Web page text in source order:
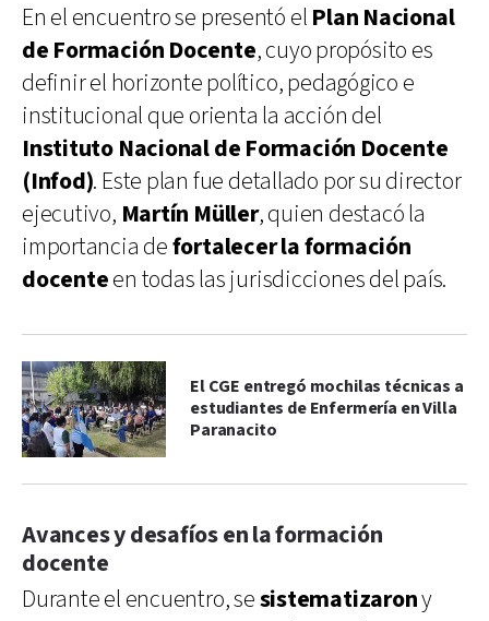
En el encuentro se presentó el Plan Nacional
de Formación Docente, cuyo propósito es
definir el horizonte político, pedagógico e
institucional que orienta la acción del
Instituto Nacional de Formación Docente
(Infod). Este plan fue detallado por su director
ejecutivo, Martín Müller, quien destacó la
importancia defortalecer la formación
docenteen todas las jurisdicciones del país.
El CGE entregó mochilas técnicas a
estudiantes de Enfermería en Villa
Paranacito
Avances y desafíos en la formación
docente
Durante el encuentro, sesistematizarony